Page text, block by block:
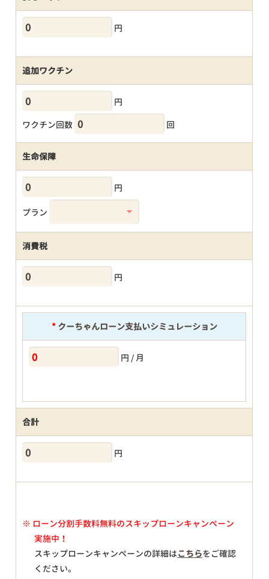
円
追加ワクチン
円
ワクチン回数
回
生命保障
円
プラン
消費税
円
*クーちゃんローン支払いシミュレーション
円 / 月
合計
円
※ ローン分割手数料無料のスキップローンキャンペーン
実施中！
スキップローンキャンペーンの詳細はこちらをご確認
ください。